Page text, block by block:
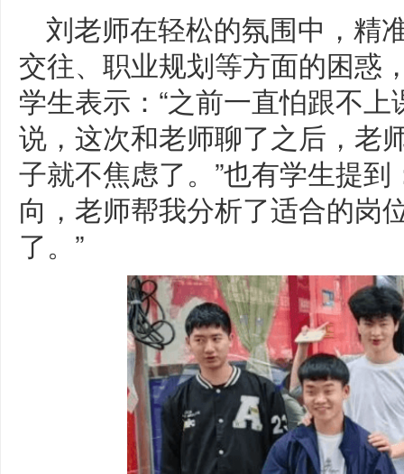
刘老师在轻松的氛围中，精
交往、职业规划等方面的困惑
学生表示：“之前一直怕跟不
说，这次和老师聊了之后，老
子就不焦虑了。”也有学生提
向，老师帮我分析了适合的岗
了。”